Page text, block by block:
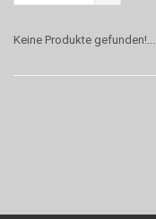
angesehen
Keine Produkte gefunden!...